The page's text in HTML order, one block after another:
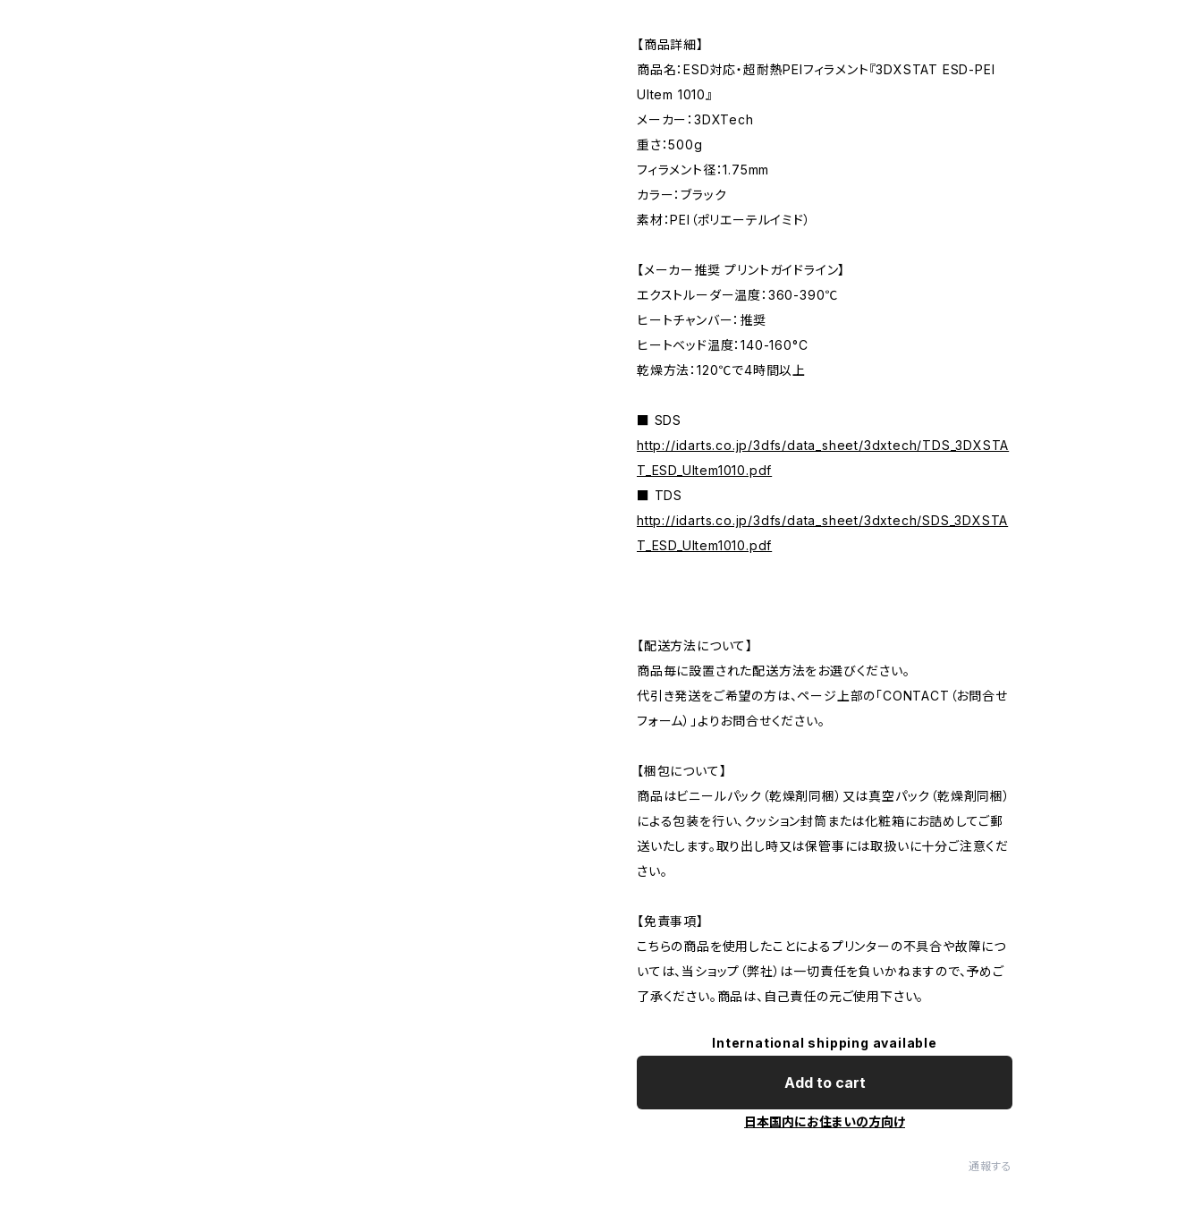
【商品詳細】
商品名：ESD対応・超耐熱PEIフィラメント『3DXSTAT ESD-PEI
Ultem 1010』
メーカー：3DXTech
重さ：500g
フィラメント径：1.75mm
カラー：ブラック
素材：PEI（ポリエーテルイミド）
【メーカー推奨 プリントガイドライン】
エクストルーダー温度：360-390℃
ヒートチャンバー：推奨
ヒートベッド温度：140-160°C
乾燥方法：120℃で4時間以上
■ SDS
http://idarts.co.jp/3dfs/data_sheet/3dxtech/TDS_3DXSTA
T_ESD_Ultem1010.pdf
■ TDS
http://idarts.co.jp/3dfs/data_sheet/3dxtech/SDS_3DXSTA
T_ESD_Ultem1010.pdf
【配送方法について】
商品毎に設置された配送方法をお選びください。
代引き発送をご希望の方は、ページ上部の「CONTACT（お問合せ
フォーム）」よりお問合せください。
【梱包について】
商品はビニールパック（乾燥剤同梱）又は真空パック（乾燥剤同梱）
による包装を行い、クッション封筒または化粧箱にお詰めしてご郵
送いたします。取り出し時又は保管事には取扱いに十分ご注意くだ
さい。
【免責事項】
こちらの商品を使用したことによるプリンターの不具合や故障につ
いては、当ショップ（弊社）は一切責任を負いかねますので、予めご
了承ください。商品は、自己責任の元ご使用下さい。
International shipping available
Add to cart
日本国内にお住まいの方向け
通報する